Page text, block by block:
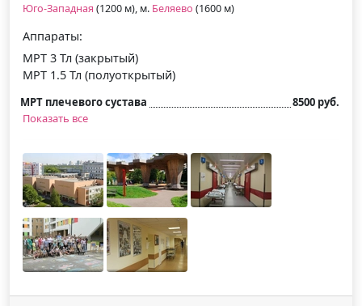
Юго-Западная (1200 м), м. Беляево (1600 м)
Аппараты:
МРТ 3 Тл (закрытый)
МРТ 1.5 Тл (полуоткрытый)
МРТ плечевого сустава
8500 руб.
Показать все